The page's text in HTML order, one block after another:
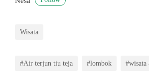
Wisata
#Air terjun tiu teja #lombok #wisata